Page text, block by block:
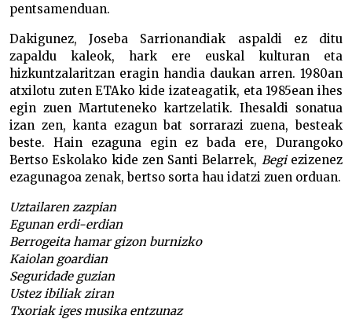
pentsamenduan.
Dakigunez, Joseba Sarrionandiak aspaldi ez ditu
zapaldu kaleok, hark ere euskal kulturan eta
hizkuntzalaritzan eragin handia daukan arren. 1980an
atxilotu zuten ETAko kide izateagatik, eta 1985ean ihes
egin zuen Martuteneko kartzelatik. Ihesaldi sonatua
izan zen, kanta ezagun bat sorrarazi zuena, besteak
beste. Hain ezaguna egin ez bada ere, Durangoko
Bertso Eskolako kide zen Santi Belarrek, Begi ezizenez
ezagunagoa zenak, bertso sorta hau idatzi zuen orduan.
Uztailaren zazpian
Egunan erdi-erdian
Berrogeita hamar gizon burnizko
Kaiolan goardian
Seguridade guzian
Ustez ibiliak ziran
Txoriak iges musika entzunaz